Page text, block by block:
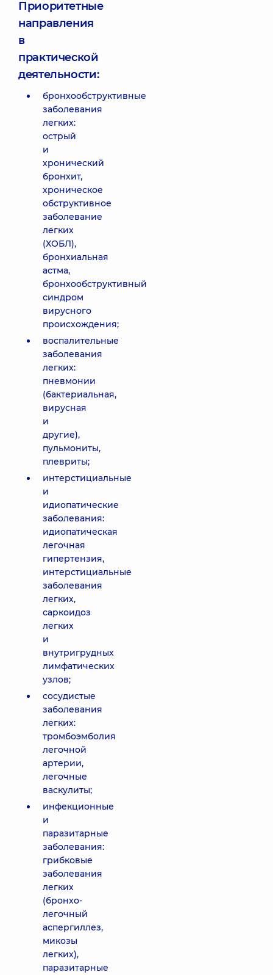
Приоритетные
направления
в
практической
деятельности:
бронхообструктивные
заболевания
легких:
острый
и
хронический
бронхит,
хроническое
обструктивное
заболевание
легких
(ХОБЛ),
бронхиальная
астма,
бронхообструктивный
синдром
вирусного
происхождения;
воспалительные
заболевания
легких:
пневмонии
(бактериальная,
вирусная
и
другие),
пульмониты,
плевриты;
интерстициальные
и
идиопатические
заболевания:
идиопатическая
легочная
гипертензия,
интерстициальные
заболевания
легких,
саркоидоз
легких
и
внутригрудных
лимфатических
узлов;
сосудистые
заболевания
легких:
тромбоэмболия
легочной
артерии,
легочные
васкулиты;
инфекционные
и
паразитарные
заболевания:
грибковые
заболевания
легких
(бронхо-
легочный
аспергиллез,
микозы
легких),
паразитарные